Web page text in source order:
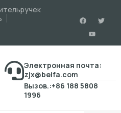
Электронная почта:
zjx@beifa.com
Вызов.:+86 188 5808
1996